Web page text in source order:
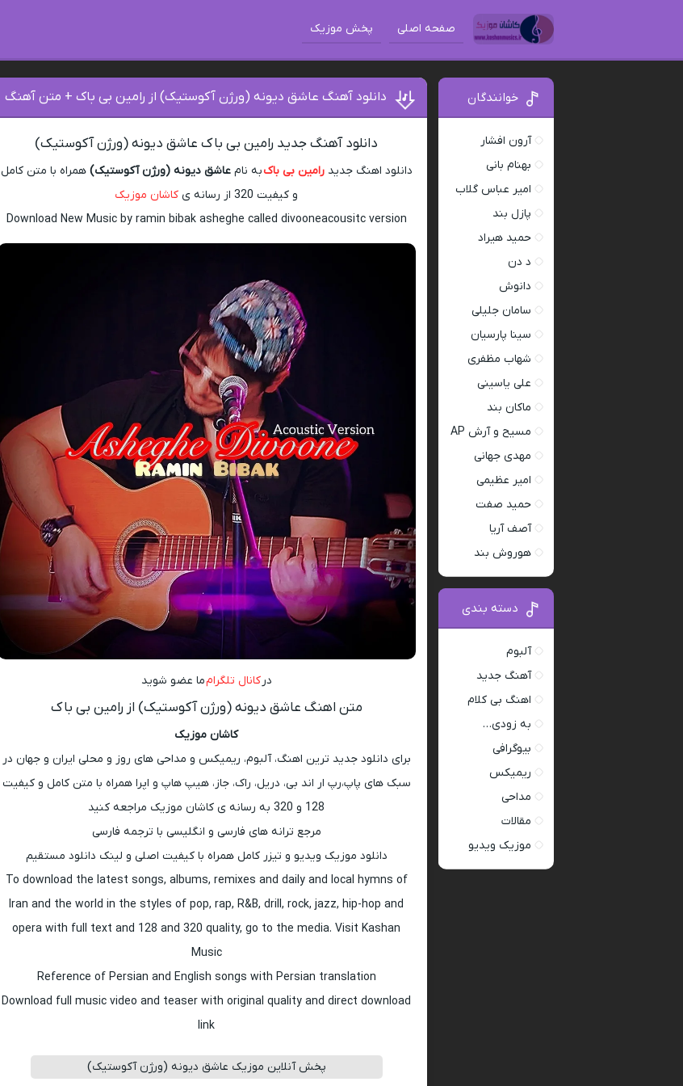
صفحه اصلی پخش موزیک
دانلود آهنگ عاشق دیونه (ورژن آکوستیک) از رامین بی باک + متن آهنگ
دانلود آهنگ جدید رامین بی باک عاشق دیونه (ورژن آکوستیک)
دانلود اهنگ جدیدرامین بی باکبه نامعاشق دیونه (ورژن آکوستیک) همراه با متن کامل
و کیفیت 320 از رسانه ی
کاشان موزیک
Download New Music by ramin bibak asheghe called divooneacousitc version
در کانال تلگرامما عضو شوید
متن اهنگ عاشق دیونه (ورژن آکوستیک) از رامین بی باک
کاشان موزیک
برای دانلود جدید ترین اهنگ، آلبوم، ریمیکس و مداحی های روز و محلی ایران و جهان در
سبک های پاپ،رپ ار اند بی، دریل، راک، جاز، هیپ هاپ و اپرا همراه با متن کامل و کیفیت
128 و 320 به رسانه ی کاشان موزیک مراجعه کنید
مرجع ترانه های فارسی و انگلیسی با ترجمه فارسی
دانلود موزیک ویدیو و تیزر کامل همراه با کیفیت اصلی و لینک دانلود مستقیم
To download the latest songs, albums, remixes and daily and local hymns of
Iran and the world in the styles of pop, rap, R&B, drill, rock, jazz, hip-hop and
opera with full text and 128 and 320 quality, go to the media. Visit Kashan
Music
Reference of Persian and English songs with Persian translation
Download full music video and teaser with original quality and direct download
link
پخش آنلاین موزیک عاشق دیونه (ورژن آکوستیک)
خوانندگان
آرون افشار
بهنام بانی
امیر عباس گلاب
پازل بند
حمید هیراد
د دن
دانوش
سامان جلیلی
سینا پارسیان
شهاب مظفری
علی یاسینی
ماکان بند
مسیح و آرش AP
مهدی جهانی
امیر عظیمی
حمید صفت
آصف آریا
هوروش بند
دسته بندی
آلبوم
آهنگ جدید
اهنگ بی کلام
به زودی…
بیوگرافی
ریمیکس
مداحی
مقالات
موزیک ویدیو